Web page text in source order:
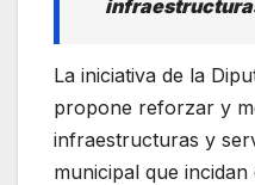
La iniciativa de la
propone reforzar y
infraestructuras y
municipal que